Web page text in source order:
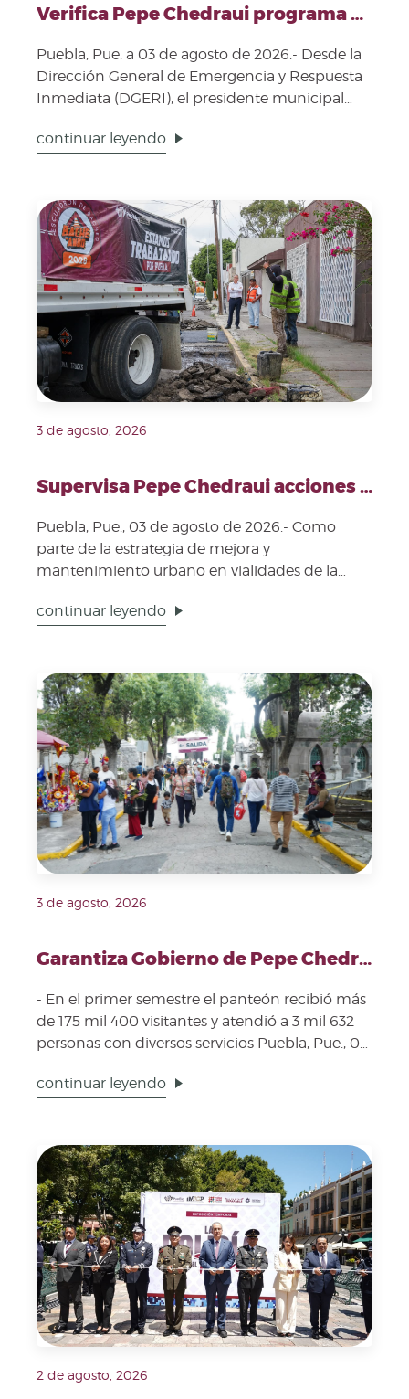
Verifica Pepe Chedraui programa Puebla 360 en la DGERI
Puebla, Pue. a 03 de agosto de 2026.- Desde la
Dirección General de Emergencia y Respuesta
Inmediata (DGERI), el presidente municipal
continuar leyendo
Fecha de publicación: 3 de agosto, 2026. Imagen
3 de agosto, 2026
Supervisa Pepe Chedraui acciones de bacheo en la capital poblana
Puebla, Pue., 03 de agosto de 2026.- Como
parte de la estrategia de mejora y
mantenimiento urbano en vialidades de la
continuar leyendo
Fecha de publicación: 3 de agosto, 2026. Imagen
3 de agosto, 2026
Garantiza Gobierno de Pepe Chedraui mantenimiento en el Panteón Municipal
- En el primer semestre el panteón recibió más
de 175 mil 400 visitantes y atendió a 3 mil 632
personas con diversos servicios Puebla, Pue., 03
continuar leyendo
Fecha de publicación: 2 de agosto, 2026. Imagen
2 de agosto, 2026